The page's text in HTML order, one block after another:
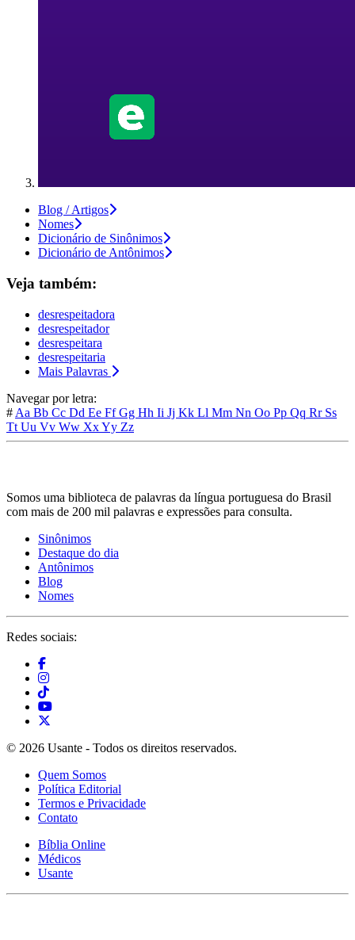
Blog / Artigos
Nomes
Dicionário de Sinônimos
Dicionário de Antônimos
Veja também:
desrespeitadora
desrespeitador
desrespeitara
desrespeitaria
Mais Palavras
Navegar por letra:
# Aa Bb Cc Dd Ee FfGg Hh Ii Jj Kk Ll Mm Nn Oo Pp Qq Rr Ss
Tt Uu Vv Ww XxYy Zz
Somos uma biblioteca de palavras da língua portuguesa do Brasil
com mais de 200 mil palavras e expressões para consulta.
Sinônimos
Destaque do dia
Antônimos
Blog
Nomes
Redes sociais:
© 2026 Usante - Todos os direitos reservados.
Quem Somos
Política Editorial
Termos e Privacidade
Contato
Bíblia Online
Médicos
Usante